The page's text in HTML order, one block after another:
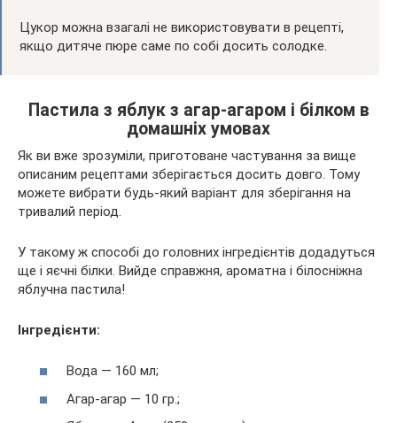
Цукор можна взагалі не використовувати в рецепті,
якщо дитяче пюре саме по собі досить солодке.
Пастила з яблук з агар-агаром і білком в
домашніх умовах
Як ви вже зрозуміли, приготоване частування за вище
описаним рецептами зберігається досить довго. Тому
можете вибрати будь-який варіант для зберігання на
тривалий період.
У такому ж способі до головних інгредієнтів додадуться
ще і яєчні білки. Вийде справжня, ароматна і білосніжна
яблучна пастила!
Інгредієнти:
Вода — 160 мл;
Агар-агар — 10 гр.;